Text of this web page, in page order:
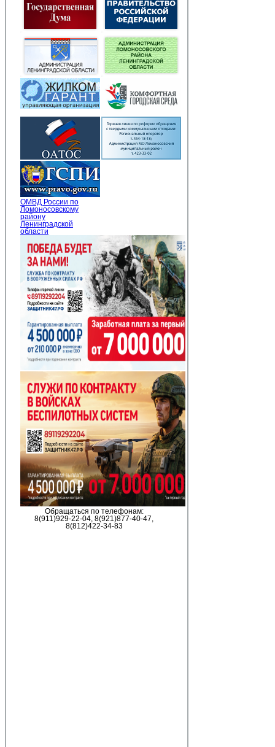
ОМВД России по
Ломоносовскому
району
Ленинградской
области
Обращаться по телефонам:
8(911)929-22-04, 8(921)877-40-47,
8(812)422-34-83